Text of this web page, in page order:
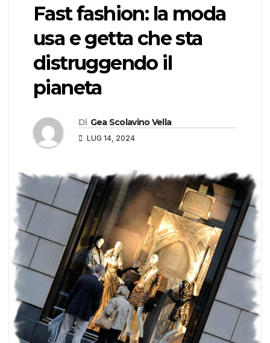
Fast fashion: la moda
usa e getta che sta
distruggendo il
pianeta
Di Gea Scolavino Vella
LUG 14, 2024